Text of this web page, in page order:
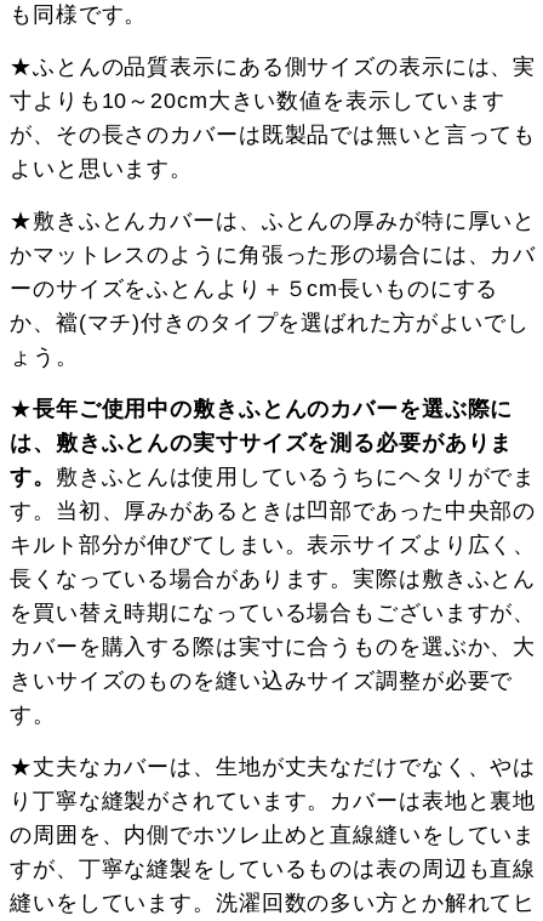
も同様です。
★ふとんの品質表示にある側サイズの表示には、実
寸よりも10～20cm大きい数値を表示しています
が、その長さのカバーは既製品では無いと言っても
よいと思います。
★敷きふとんカバーは、ふとんの厚みが特に厚いと
かマットレスのように角張った形の場合には、カバ
ーのサイズをふとんより＋５cm長いものにする
か、襠(マチ)付きのタイプを選ばれた方がよいでし
ょう。
★長年ご使用中の敷きふとんのカバーを選ぶ際に
は、敷きふとんの実寸サイズを測る必要がありま
す。 敷きふとんは使用しているうちにヘタリがでま
す。当初、厚みがあるときは凹部であった中央部の
キルト部分が伸びてしまい。表示サイズより広く、
長くなっている場合があります。実際は敷きふとん
を買い替え時期になっている場合もございますが、
カバーを購入する際は実寸に合うものを選ぶか、大
きいサイズのものを縫い込みサイズ調整が必要で
す。
★丈夫なカバーは、生地が丈夫なだけでなく、やは
り丁寧な縫製がされています。カバーは表地と裏地
の周囲を、内側でホツレ止めと直線縫いをしていま
すが、丁寧な縫製をしているものは表の周辺も直線
縫いをしています。洗濯回数の多い方とか解れてヒ